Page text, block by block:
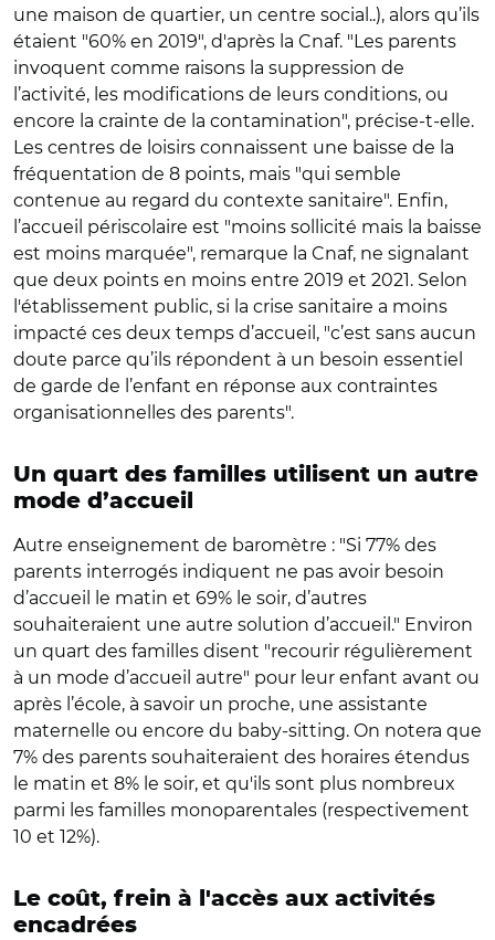
une maison de quartier, un centre social..), alors qu’ils
étaient "60% en 2019", d'après la Cnaf. "Les parents
invoquent comme raisons la suppression de
l’activité, les modifications de leurs conditions, ou
encore la crainte de la contamination", précise-t-elle.
Les centres de loisirs connaissent une baisse de la
fréquentation de 8 points, mais "qui semble
contenue au regard du contexte sanitaire". Enfin,
l’accueil périscolaire est "moins sollicité mais la baisse
est moins marquée", remarque la Cnaf, ne signalant
que deux points en moins entre 2019 et 2021. Selon
l'établissement public, si la crise sanitaire a moins
impacté ces deux temps d’accueil, "c’est sans aucun
doute parce qu’ils répondent à un besoin essentiel
de garde de l’enfant en réponse aux contraintes
organisationnelles des parents".
Un quart des familles utilisent un autre
mode d’accueil
Autre enseignement de baromètre : "Si 77% des
parents interrogés indiquent ne pas avoir besoin
d’accueil le matin et 69% le soir, d’autres
souhaiteraient une autre solution d’accueil." Environ
un quart des familles disent "recourir régulièrement
à un mode d’accueil autre" pour leur enfant avant ou
après l’école, à savoir un proche, une assistante
maternelle ou encore du baby-sitting. On notera que
7% des parents souhaiteraient des horaires étendus
le matin et 8% le soir, et qu'ils sont plus nombreux
parmi les familles monoparentales (respectivement
10 et 12%).
Le coût, frein à l'accès aux activités
encadrées